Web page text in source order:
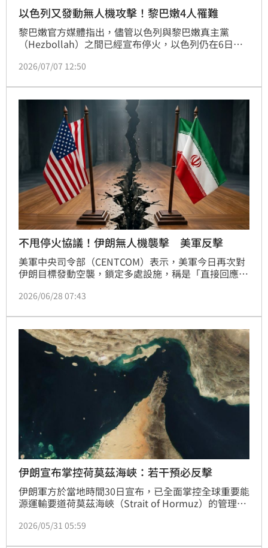
以色列又發動無人機攻擊！黎巴嫩4人罹難
黎巴嫩官方媒體指出，儘管以色列與黎巴嫩真主黨
（Hezbollah）之間已經宣布停火，以色列仍在6日對
中包括3名女性。
2026/07/07 12:50
不甩停火協議！伊朗無人機襲擊 美軍反擊
美軍中央司令部（CENTCOM）表示，美軍今日再次對
伊朗目標發動空襲，鎖定多處設施，稱是「直接回應伊
2026/06/28 07:43
伊朗宣布掌控荷莫茲海峽：若干預必反擊
伊朗軍方於當地時間30日宣布，已全面掌控全球重要能
源運輸要道荷莫茲海峽（Strait of Hormuz）的管理
必須遵守伊朗制定的航行規範，並取得伊朗革命衛隊
2026/05/31 05:59